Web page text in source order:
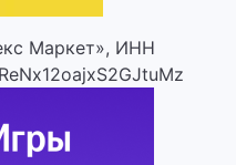
Маркет», ИНН